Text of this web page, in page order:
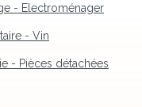
- Electroménager
- Vin
- Pièces détachées